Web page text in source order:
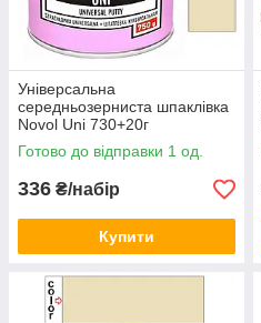
Універсальна
середньозерниста шпаклівка
Novol Uni 730+20г
Готово до відправки 1 од.
336 ₴/набір
Купити